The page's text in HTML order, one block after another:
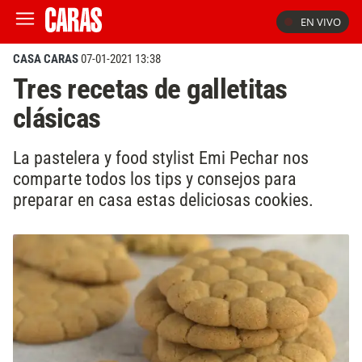
EN VIVO
CASA CARAS07-01-2021 13:38
Tres recetas de galletitas
clásicas
La pastelera y food stylist Emi Pechar nos
comparte todos los tips y consejos para
preparar en casa estas deliciosas cookies.